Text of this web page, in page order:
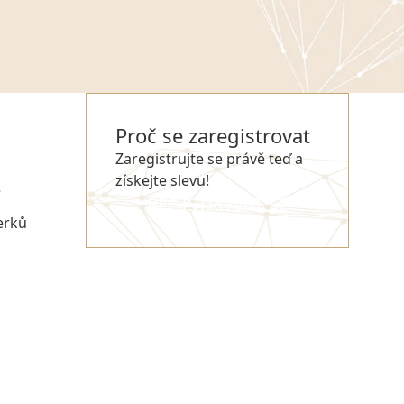
Proč se zaregistrovat
Zaregistrujte se právě teď a
získejte slevu!
REGISTROVAT SE